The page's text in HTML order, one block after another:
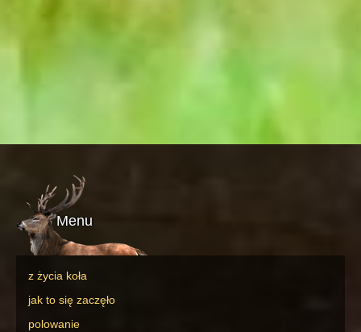
Menu
z życia koła
jak to się zaczęło
polowanie